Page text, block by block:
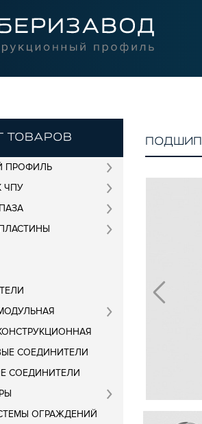
ТОВАРОВ
ПРОФИЛЬ
ЧПУ
СОЕДИНИТЕЛИ
СОЕДИНИТЕЛИ
ОГРАЖДЕНИЙ